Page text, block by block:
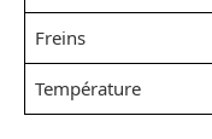
Freins
Température